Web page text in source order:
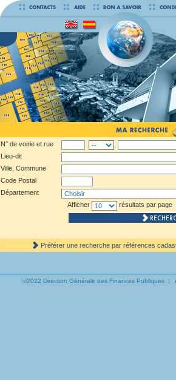
N° de voirie et rue
Lieu-dit
Ville, Commune
Code Postal
Département
Afficher
résultats par page
Préférer une recherche par références
©2022 Direction Générale des Finances Publiques |